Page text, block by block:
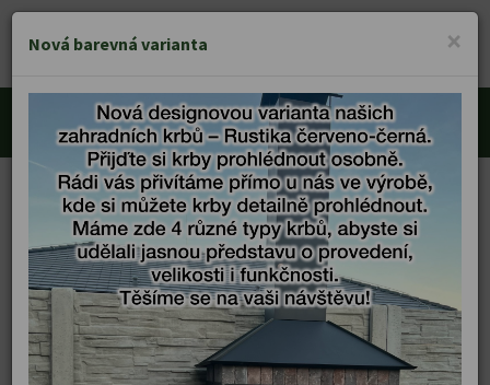
×
Nová barevná varianta
KRBY VĚŘÍŠ
Zahradní krby
Zahradní krby
Víceúčelový zahradní krb s udírnou a odkládací plochou na obou stranách v
provedení MAXI - Rustika